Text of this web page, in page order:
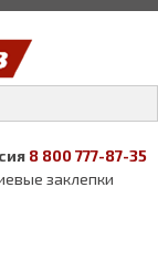
8 800 777-87-35
заклепки